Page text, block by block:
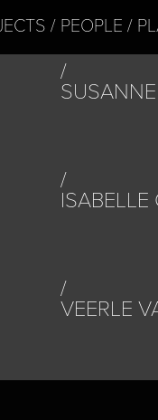
PEOPLE
ISABELLE
VEERLE